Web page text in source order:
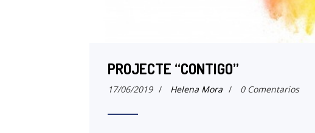
PROJECTE “CONTIGO”
17/06/2019 / Helena Mora / 0 Comentarios